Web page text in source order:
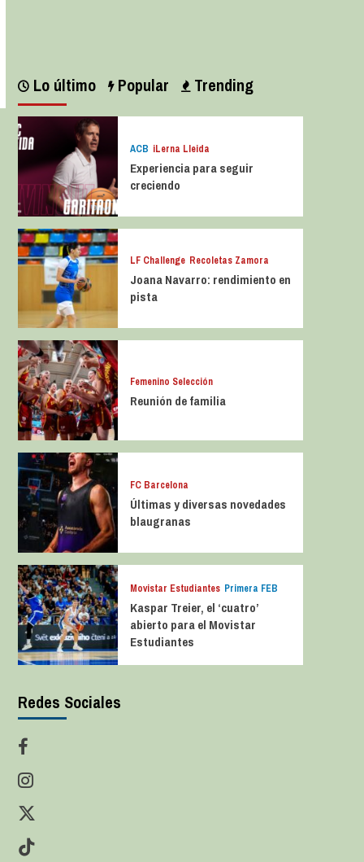
Lo último Popular Trending
ACB iLerna Lleida
Experiencia para seguir
creciendo
LF Challenge Recoletas Zamora
Joana Navarro: rendimiento en
pista
Femenino Selección
Reunión de familia
FC Barcelona
Últimas y diversas novedades
blaugranas
Movistar Estudiantes Primera FEB
Kaspar Treier, el ‘cuatro’
abierto para el Movistar
Estudiantes
Redes Sociales